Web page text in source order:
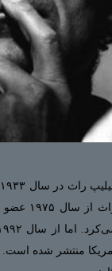
آمریکا منتشر شده‌ است.